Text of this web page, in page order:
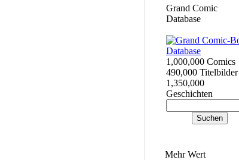
Grand Comic
Database
1,000,000 Comics
490,000 Titelbilder
1,350,000
Geschichten
Mehr Wert